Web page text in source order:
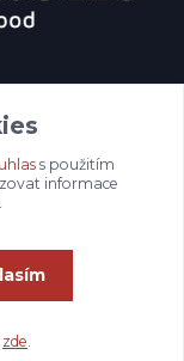
s použitím
informace
zde